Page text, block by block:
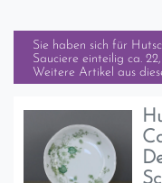
Sie haben sich für
Sauciere einteilig ca.
Weitere Artikel aus